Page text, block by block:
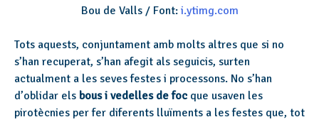
Bou de Valls / Font: i.ytimg.com
Tots aquests, conjuntament amb molts altres que si no
s’han recuperat, s’han afegit als seguicis, surten
actualment a les seves festes i processons. No s’han
d’oblidar els bous i vedelles de foc que usaven les
pirotècnies per fer diferents lluïments a les festes que, tot